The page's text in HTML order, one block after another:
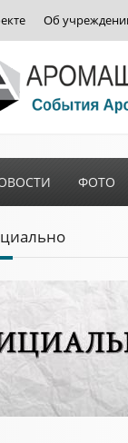
Об
ФОТО